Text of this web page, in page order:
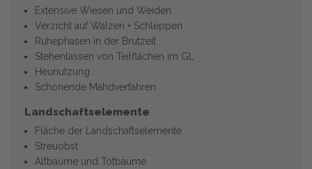
Extensive Wiesen und Weiden
Verzicht auf Walzen + Schleppen
Ruhephasen in der Brutzeit
Stehenlassen von Teilflächen im GL
Heunutzung
Schonende Mahdverfahren
Landschaftselemente
Fläche der Landschaftselemente
Streuobst
Altbäume und Totbäume